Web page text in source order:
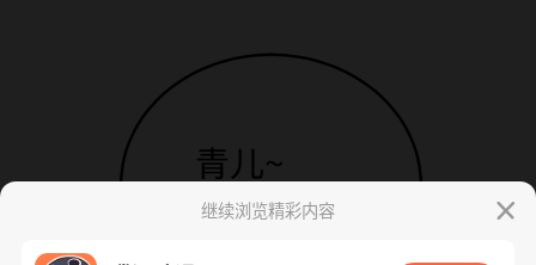
继续浏览精彩内容